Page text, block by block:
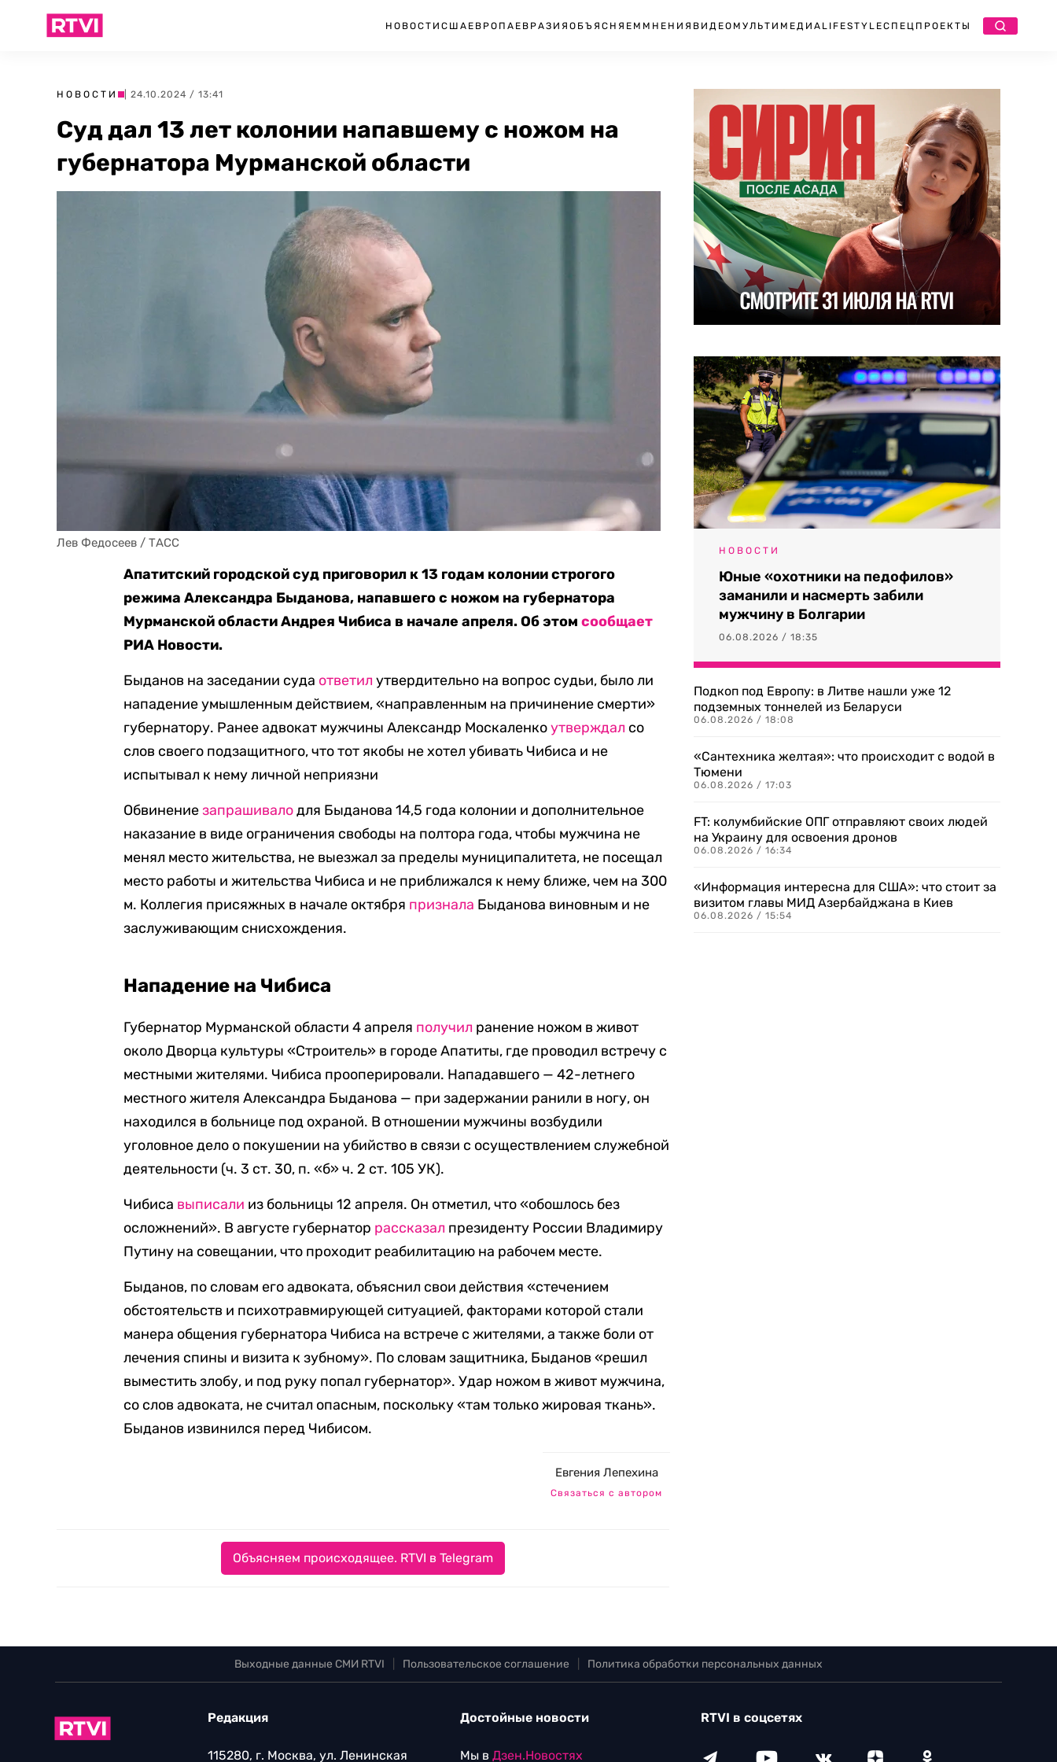
НОВОСТИ США ЕВРОПА ЕВРАЗИЯ ОБЪЯСНЯЕМ МНЕНИЯ ВИДЕО МУЛЬТИМЕДИА LIFESTYLEСПЕЦПРОЕКТЫ
НОВОСТИ | 24.10.2024 / 13:41
Суд дал 13 лет колонии напавшему с ножом на
губернатора Мурманской области
Лев Федосеев / ТАСС
Апатитский городской суд приговорил к 13 годам колонии строгого
режима Александра Быданова, напавшего с ножом на губернатора
Мурманской области Андрея Чибиса в начале апреля. Об этомсообщает
РИА Новости.
Быданов на заседании суда ответил утвердительно на вопрос судьи, было ли
нападение умышленным действием, «направленным на причинение смерти»
губернатору. Ранее адвокат мужчины Александр Москаленкоутверждал со
слов своего подзащитного, что тот якобы не хотел убивать Чибиса и не
испытывал к нему личной неприязни
Обвинениезапрашивалодля Быданова 14,5 года колонии и дополнительное
наказание в виде ограничения свободы на полтора года, чтобы мужчина не
менял место жительства, не выезжал за пределы муниципалитета, не посещал
место работы и жительства Чибиса и не приближался к нему ближе, чем на 300
м. Коллегия присяжных в начале октября признала Быданова виновным и не
заслуживающим снисхождения.
Нападение на Чибиса
Губернатор Мурманской области 4 апреля получил ранение ножом в живот
около Дворца культуры «Строитель» в городе Апатиты, где проводил встречу с
местными жителями. Чибиса прооперировали. Нападавшего — 42-летнего
местного жителя Александра Быданова — при задержании ранили в ногу, он
находился в больнице под охраной. В отношении мужчины возбудили
уголовное дело о покушении на убийство в связи с осуществлением служебной
деятельности (ч. 3 ст. 30, п. «б» ч. 2 ст. 105 УК).
Чибиса выписали из больницы 12 апреля. Он отметил, что «обошлось без
осложнений». В августе губернатор рассказал президенту России Владимиру
Путину на совещании, что проходит реабилитацию на рабочем месте.
Быданов, по словам его адвоката, объяснил свои действия «стечением
обстоятельств и психотравмирующей ситуацией, факторами которой стали
манера общения губернатора Чибиса на встрече с жителями, а также боли от
лечения спины и визита к зубному». По словам защитника, Быданов «решил
выместить злобу, и под руку попал губернатор». Удар ножом в живот мужчина,
со слов адвоката, не считал опасным, поскольку «там только жировая ткань».
Быданов извинился перед Чибисом.
Евгения Лепехина
Связаться с автором
Объясняем происходящее. RTVI в Telegram
НОВОСТИ
Юные «охотники на педофилов»
заманили и насмерть забили
мужчину в Болгарии
06.08.2026 / 18:35
Подкоп под Европу: в Литве нашли уже 12
подземных тоннелей из Беларуси
06.08.2026 / 18:08
«Сантехника желтая»: что происходит с водой в
Тюмени
06.08.2026 / 17:03
FT: колумбийские ОПГ отправляют своих людей
на Украину для освоения дронов
06.08.2026 / 16:34
«Информация интересна для США»: что стоит за
визитом главы МИД Азербайджана в Киев
06.08.2026 / 15:54
Выходные данные СМИ RTVI Пользовательское соглашение Политика обработки персональных данных
Редакция
115280, г. Москва, ул. Ленинская
Достойные новости
Мы в Дзен.Новостях
RTVI в соцсетях